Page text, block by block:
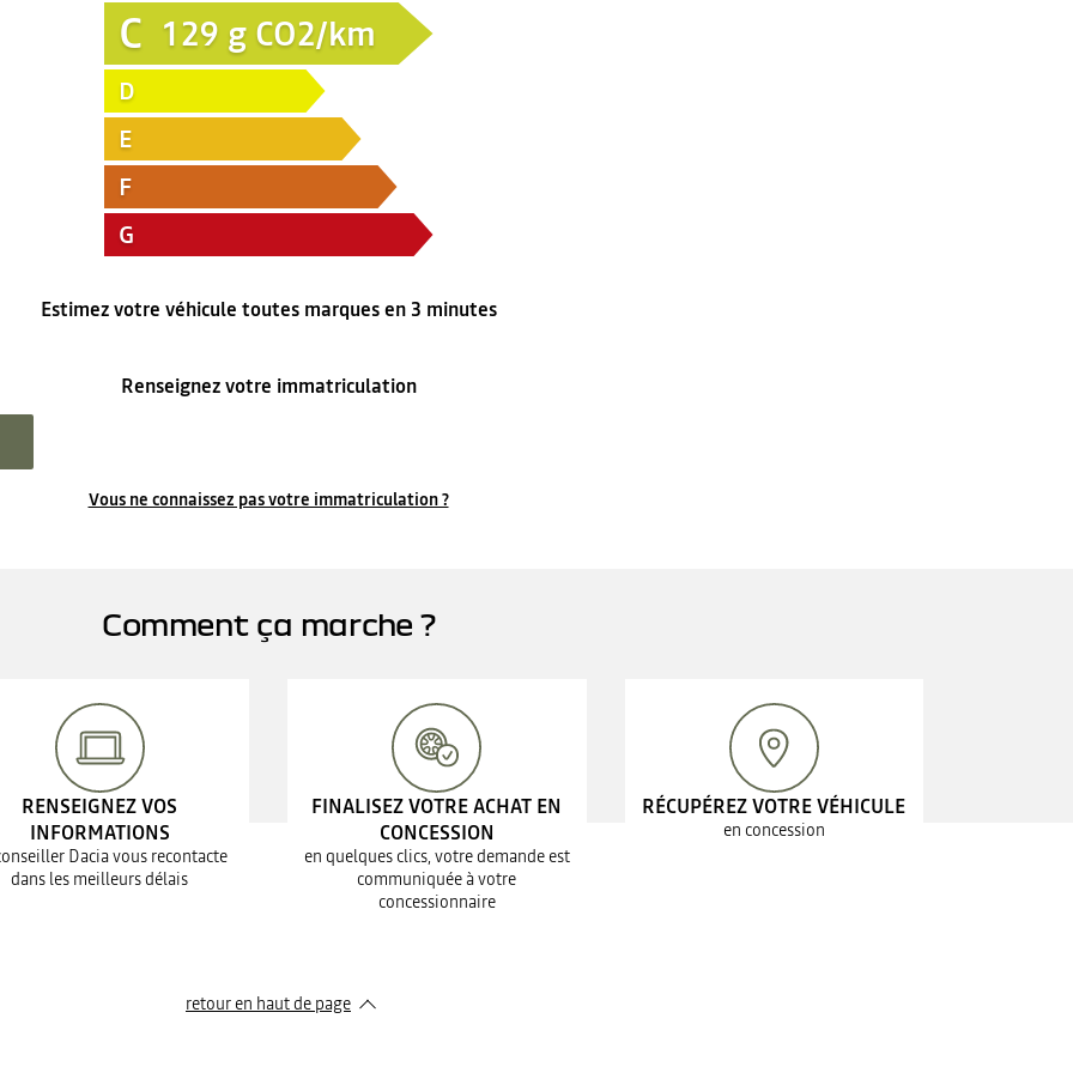
C 129 g CO2/km
D
E
F
G
Estimez votre véhicule toutes marques en 3 minutes
Renseignez votre immatriculation
Vous ne connaissez pas votre immatriculation ?
Comment ça marche ?
RENSEIGNEZ VOS
INFORMATIONS
Dacia vous recontacte
dans les meilleurs délais
FINALISEZ VOTRE ACHAT EN
CONCESSION
en quelques clics, votre demande est
communiquée à votre
concessionnaire
RÉCUPÉREZ VOTRE VÉHICULE
en concession
retour en haut de page​